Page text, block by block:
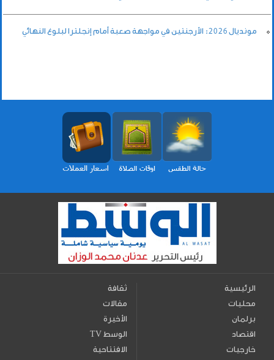
مونديال 2026: الأرجنتين في مواجهة صعبة أمام إنجلترا لبلوغ النهائي
الرئيسية
محليات
برلمان
اقتصاد
خارجيات
ثقافة
مقالات
الأخيرة
TV الوسط
الافتتاحية